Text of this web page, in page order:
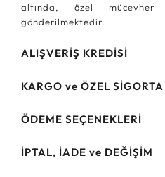
altında, özel mücevher
gönderilmektedir.
ALIŞVERİŞ KREDİSİ
KARGO ve ÖZEL SİGORTA
ÖDEME SEÇENEKLERİ
İPTAL, İADE ve DEĞİŞİM